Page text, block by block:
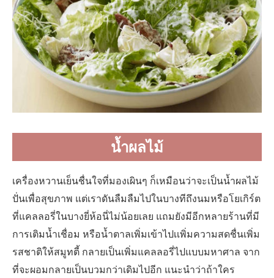
น้ำผลไม้
เครื่องหวานเย็นชื่นใจที่มองเผินๆ ก็เหมือนว่าจะเป็นน้ำผลไม้
ปั่นเพื่อสุขภาพ แต่เราดันลืมลืมไปในบางทีถึงนมหรือโยเกิร์ต
ที่แคลลอรี่ในบางยี่ห้อนี่ไม่น้อยเลย แถมยังมีอีกหลายร้านที่มี
การเติมน้ำเชื่อม หรือน้ำตาลเพิ่มเข้าไปเเพิ่มความสดชื่นเพิ่ม
รสชาติให้สมูทตี้ กลายเป็นเพิ่มแคลลอรี่ไปแบบมหาศาล จาก
ที่จะผอมกลายเป็นบวมกว่าเดิมไปอีก แนะนำว่าถ้าใคร